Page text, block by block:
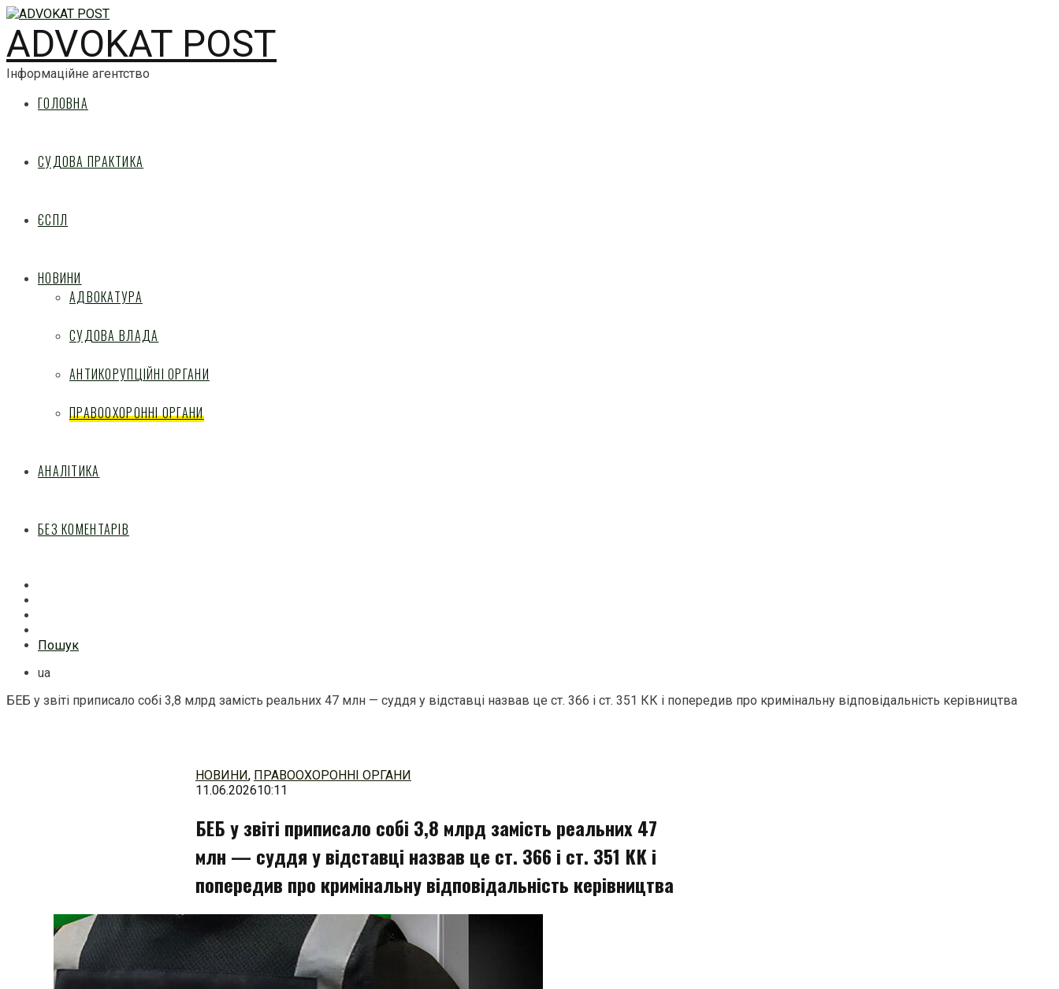
ADVOKAT POST
Інформаційне агентство
ГОЛОВНА
СУДОВА ПРАКТИКА
ЄСПЛ
НОВИНИ
АДВОКАТУРА
СУДОВА ВЛАДА
АНТИКОРУПЦІЙНІ ОРГАНИ
ПРАВООХОРОННІ ОРГАНИ
АНАЛІТИКА
БЕЗ КОМЕНТАРІВ
Пошук
ua
БЕБ у звіті приписало собі 3,8 млрд замість реальних 47 млн — суддя у відставці назвав це ст. 366 і ст. 351 КК і попередив про кримінальну відповідальність керівництва
НОВИНИ, ПРАВООХОРОННІ ОРГАНИ
11.06.202610:11
БЕБ у звіті приписало собі 3,8 млрд замість реальних 47
млн — суддя у відставці назвав це ст. 366 і ст. 351 КК і
попередив про кримінальну відповідальність керівництва